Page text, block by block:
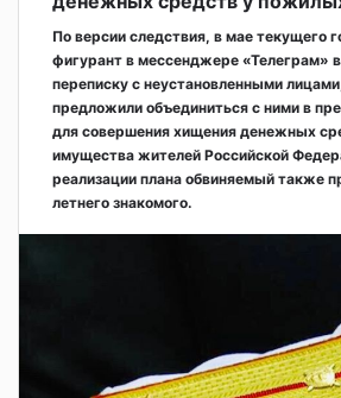
По версии следствия, в мае текущего
фигурант в мессенджере «Телеграм»
переписку с неустановленными
предложили объединиться с ними в
для совершения хищения денежных
имущества жителей Российской
реализации плана обвиняемый также
летнего знакомого.